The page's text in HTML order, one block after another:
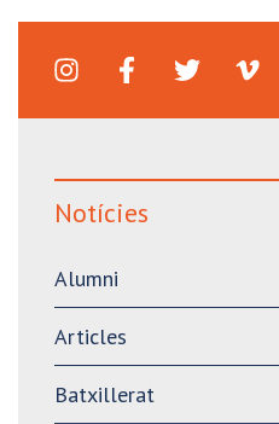
Notícies
Alumni
Articles
Batxillerat